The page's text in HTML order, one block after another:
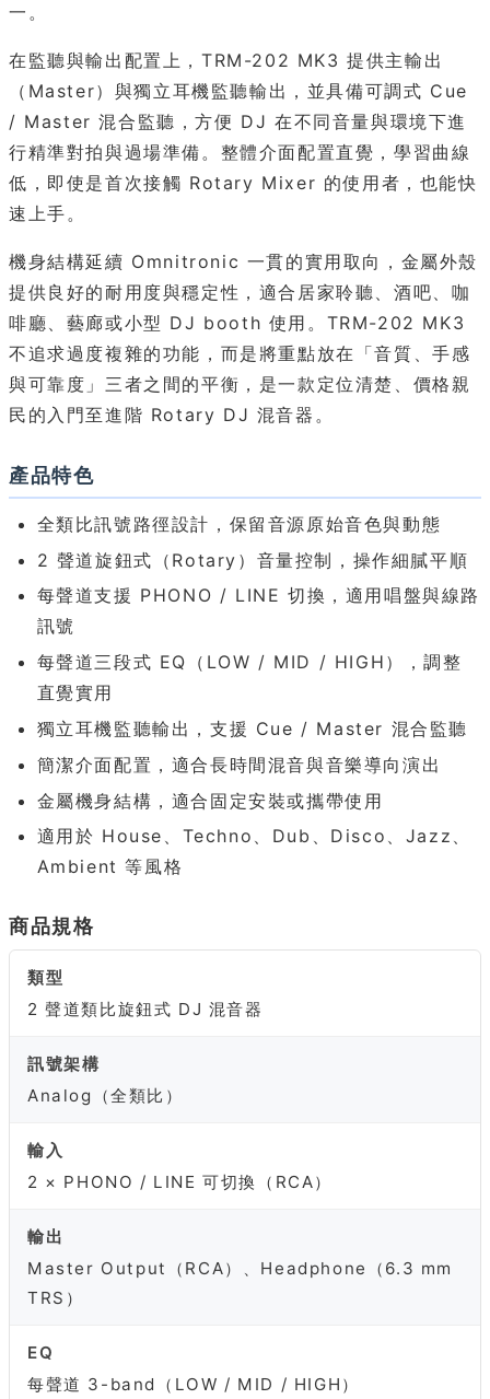
一。
在監聽與輸出配置上，TRM-202 MK3 提供主輸出
（Master）與獨立耳機監聽輸出，並具備可調式 Cue
/ Master 混合監聽，方便 DJ 在不同音量與環境下進
行精準對拍與過場準備。整體介面配置直覺，學習曲線
低，即使是首次接觸 Rotary Mixer 的使用者，也能快
速上手。
機身結構延續 Omnitronic 一貫的實用取向，金屬外殼
提供良好的耐用度與穩定性，適合居家聆聽、酒吧、咖
啡廳、藝廊或小型 DJ booth 使用。TRM-202 MK3
不追求過度複雜的功能，而是將重點放在「音質、手感
與可靠度」三者之間的平衡，是一款定位清楚、價格親
民的入門至進階 Rotary DJ 混音器。
產品特色
全類比訊號路徑設計，保留音源原始音色與動態
2 聲道旋鈕式（Rotary）音量控制，操作細膩平順
每聲道支援 PHONO / LINE 切換，適用唱盤與線路
訊號
每聲道三段式 EQ（LOW / MID / HIGH），調整
直覺實用
獨立耳機監聽輸出，支援 Cue / Master 混合監聽
簡潔介面配置，適合長時間混音與音樂導向演出
金屬機身結構，適合固定安裝或攜帶使用
適用於 House、Techno、Dub、Disco、Jazz、
Ambient 等風格
商品規格
類型
2 聲道類比旋鈕式 DJ 混音器
訊號架構
Analog（全類比）
輸入
2 × PHONO / LINE 可切換（RCA）
輸出
Master Output（RCA）、Headphone（6.3 mm
TRS）
EQ
每聲道 3-band（LOW / MID / HIGH）